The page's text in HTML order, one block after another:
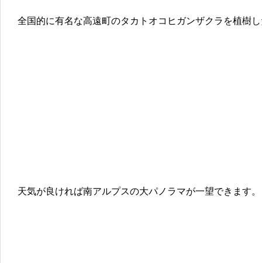
全国的に有名な高遠町のタカトオコヒガンザクラを植樹
天気が良ければ南アルプスの大パノラマが一望できます。